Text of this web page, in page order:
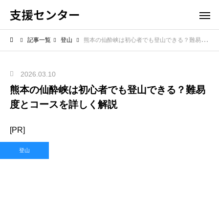
支援センター
記事一覧 登山 熊本の仙酔峡は初心者でも登山できる？難易度とコースを詳しく解説
2026.03.10
熊本の仙酔峡は初心者でも登山できる？難易
度とコースを詳しく解説
[PR]
登山